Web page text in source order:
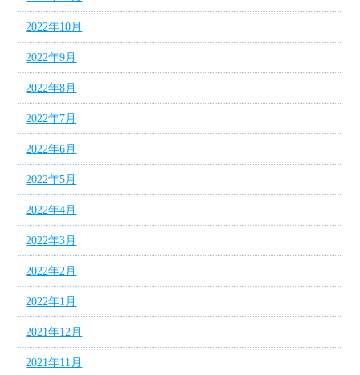
2022年10月
2022年9月
2022年8月
2022年7月
2022年6月
2022年5月
2022年4月
2022年3月
2022年2月
2022年1月
2021年12月
2021年11月